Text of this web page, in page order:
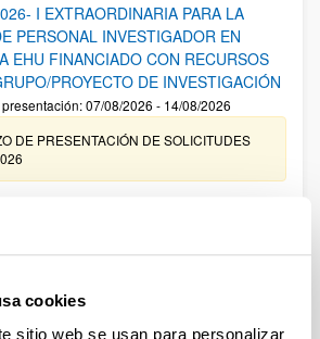
cookies
sitio web se usan para personalizar
I EXTRAORDINARIA PARA LA
PERSONAL INVESTIGADOR EN
EHU FINANCIADO CON RECURSOS
PROYECTO DE INVESTIGACIÓN
07/08/2026 - 14/08/2026
DE PRESENTACIÓN DE SOLICITUDES
de la adquisición y renovación de
y fondos bibliográficos en la
de errores del listado provisional de
y excluidas. 23/03/2026: Relación